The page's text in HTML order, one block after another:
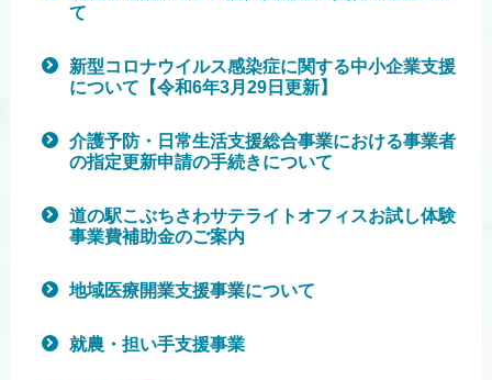
て
新型コロナウイルス感染症に関する中小企業支援
について【令和6年3月29日更新】
介護予防・日常生活支援総合事業における事業者
の指定更新申請の手続きについて
道の駅こぶちさわサテライトオフィスお試し体験
事業費補助金のご案内
地域医療開業支援事業について
就農・担い手支援事業